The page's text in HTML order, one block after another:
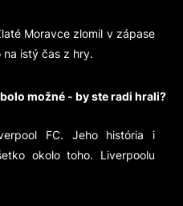
Moravce zlomil v zápase
istý čas z hry.
možné - by ste radi hrali?
FC. Jeho história i
okolo toho. Liverpoolu